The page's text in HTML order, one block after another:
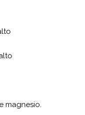
magnesio.